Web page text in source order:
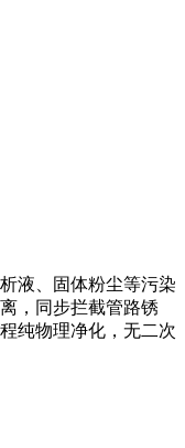
液、固体粉尘等污染
，同步拦截管路锈
纯物理净化，无二次